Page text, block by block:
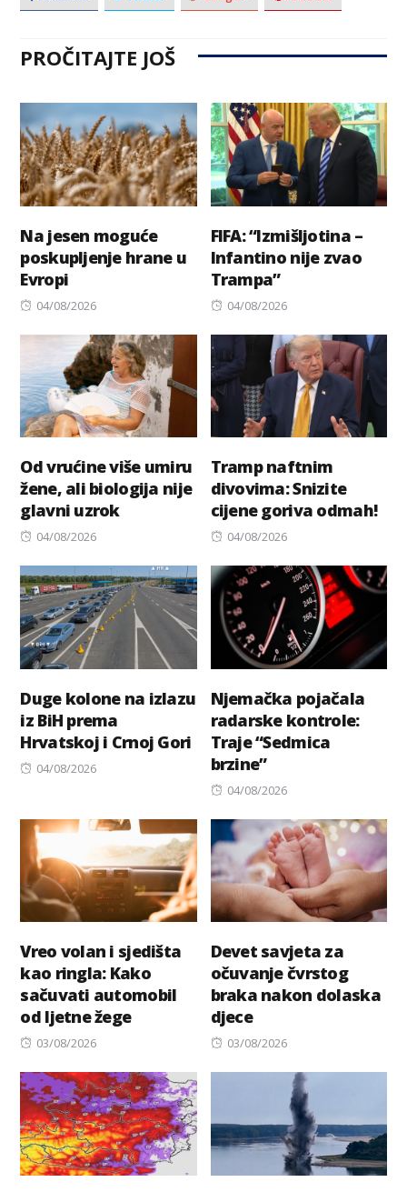
PROČITAJTE JOŠ
Na jesen moguće
poskupljenje hrane u
Evropi
Posted
04/08/2026
FIFA: “Izmišljotina –
Infantino nije zvao
Trampa”
Posted
04/08/2026
Od vrućine više umiru
žene, ali biologija nije
glavni uzrok
Posted
04/08/2026
Tramp naftnim
divovima: Snizite
cijene goriva odmah!
Posted
04/08/2026
Duge kolone na izlazu
iz BiH prema
Hrvatskoj i Crnoj Gori
Posted
04/08/2026
Njemačka pojačala
radarske kontrole:
Traje “Sedmica
brzine”
Posted
04/08/2026
Vreo volan i sjedišta
kao ringla: Kako
sačuvati automobil
od ljetne žege
Posted
03/08/2026
Devet savjeta za
očuvanje čvrstog
braka nakon dolaska
djece
Posted
03/08/2026